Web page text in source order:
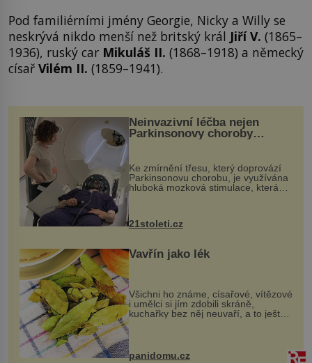
Pod familiérními jmény Georgie, Nicky a Willy se
neskrývá nikdo menší než britský král Jiří V. (1865–
1936), ruský car Mikuláš II. (1868–1918) a německý
císař Vilém II. (1859–1941).
Neinvazivní léčba nejen
Parkinsonovy choroby
Ke zmírnění třesu, který doprovází
Parkinsonovu chorobu, je využívána
hluboká mozková stimulace, která
však vyžaduje vysoce invazivní
k dostatečně přesnému zacílení ...
21stoleti.cz
Vavřín jako lék
Všichni ho známe, císařové, vítězové
i umělci si jím zdobili skráně,
kuchařky bez něj neuvaří, a to ještě
nevíte, že bobkový list může výrazně
zmírnit některé naše neduhy.
Obsahuje v malém množství ně...
panidomu.cz